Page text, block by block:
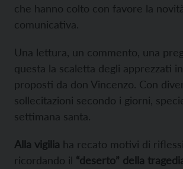
che hanno colto con favore la novità
comunicativa.
Una lettura, un commento, una
questa la scaletta degli apprezzati
proposti da don Vincenzo. Con
sollecitazioni secondo i giorni,
settimana santa.
Alla vigilia ha recato motivi di
ricordando il “deserto” della